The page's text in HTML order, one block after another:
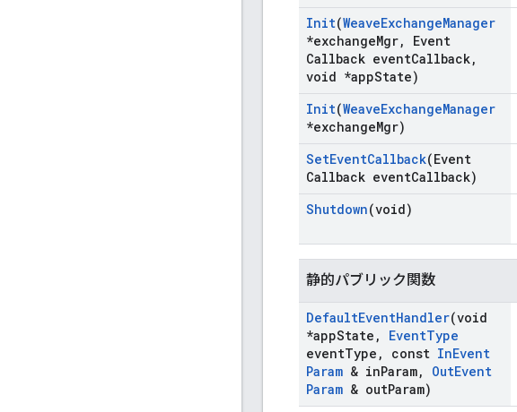
Init(WeaveExchangeManager
*exchangeMgr,
Event
Callback eventCallback,
void *appState)
Init(WeaveExchangeManager
*exchangeMgr)
SetEventCallback(Event
Callback eventCallback)
Shutdown(void)
静的パブリック関数
DefaultEventHandler(void
*appState , EventType
eventType , const InEvent
Param & inParam, OutEvent
Param & outParam)